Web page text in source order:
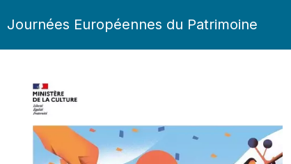
Journées Européennes du Patrimoine